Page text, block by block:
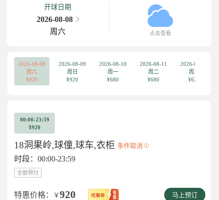
开球日期
2026-08-08
周六
点击查看
2026-08-08
周六
¥920
2026-08-09
周日
¥920
2026-08-10
周一
¥680
2026-08-11
周二
¥680
2026-08-12
周三
¥620
00:00-23:59
¥920
18洞果岭,球僮,球车,衣柜 条件取消
时段：00:00-23:59
全额预付
特惠价格： ￥920 马上预订